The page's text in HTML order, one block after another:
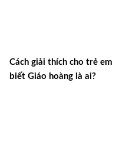
Cách giải thích cho trẻ em
biết Giáo hoàng là ai?